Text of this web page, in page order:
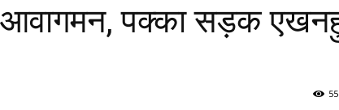
पक्का सड़क